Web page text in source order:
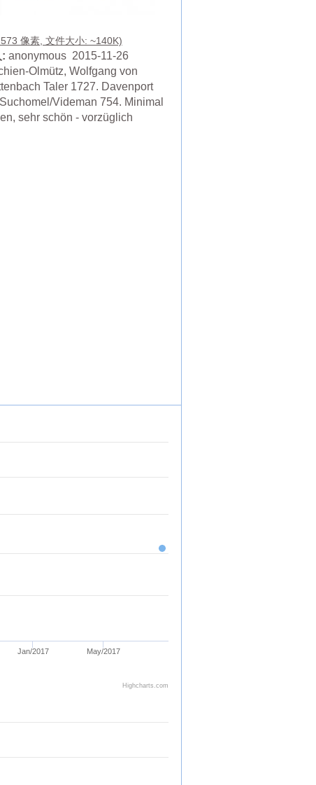
像素, 文件大小: ~140K)
: anonymous 2015-11-26
Olmütz, Wolfgang von
Taler 1727. Davenport
Videman 754. Minimal
sehr schön - vorzüglich